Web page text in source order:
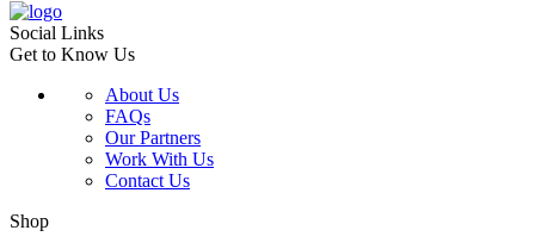
Social Links
Get to Know Us
About Us
FAQs
Our Partners
Work With Us
Contact Us
Shop